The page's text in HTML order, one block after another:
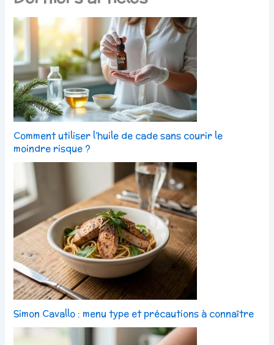
Comment utiliser l’huile de cade sans courir le
moindre risque ?
Simon Cavallo : menu type et précautions à connaître